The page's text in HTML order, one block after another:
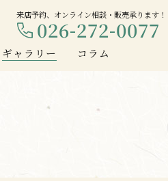
来店予約、オンライン相談・販売承ります！
026-272-0077
ギャラリー コラム